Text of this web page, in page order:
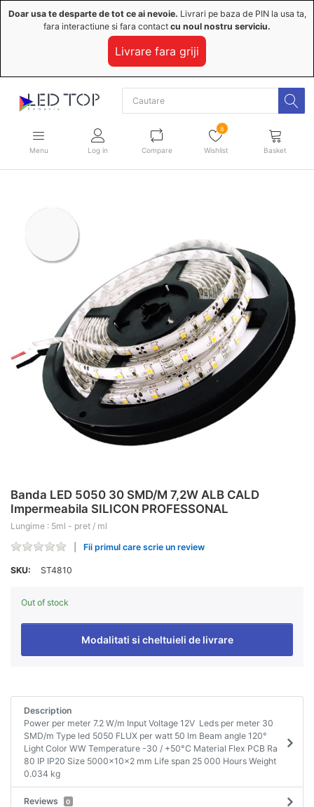
Doar usa te desparte de tot ce ai nevoie. Livrari pe baza de PIN la usa ta,
fara interactiune si fara contact cu noul nostru serviciu.
Livrare fara griji
Menu Log in Compare
8
Wishlist Basket
Banda LED 5050 30 SMD/M 7,2W ALB CALD
Impermeabila SILICON PROFESSONAL
Lungime : 5ml - pret / ml
Fii primul care scrie un review
SKU: ST4810
Out of stock
Modalitati si cheltuieli de livrare
Description
Power per meter 7.2 W/m Input Voltage 12V Leds per meter 30
SMD/m Type led 5050 FLUX per watt 50 lm Beam angle 120°
Light Color WW Temperature -30 / +50°C Material Flex PCB Ra
80 IP IP20 Size 5000x10x2 mm Life span 25 000 Hours Weight
0.034 kg
Reviews 0